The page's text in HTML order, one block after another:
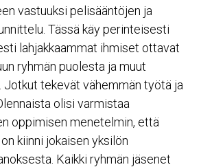
vastuuksi pelisääntöjen ja
Tässä käy perinteisesti
lahjakkaammat ihmiset ottavat
ryhmän puolesta ja muut
Jotkut tekevät vähemmän työtä ja
olisi varmistaa
oppimisen menetelmin, että
kiinni jokaisen yksilön
Kaikki ryhmän jäsenet